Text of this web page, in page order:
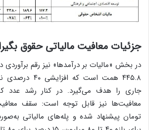
جزئیات معافیت مالیاتی حقوق
۴۴۵.۸ همت است
جاری را هدف می‌گیرد. در کنار رشد عدد